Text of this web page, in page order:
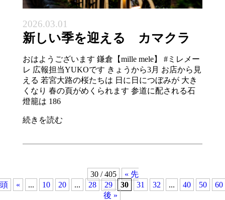
2026.03.01
新しい季を迎える カマクラ
おはようございます 鎌倉【mille mele】 #ミレメー
レ 広報担当YUKOです きょうから3月 お店から見
える 若宮大路の桜たちは 日に日につぼみが 大き
くなり 春の頁がめくられます 参道に配される石
燈籠は 186
続きを読む
30 / 405
« 先
頭
« ... 10 20 ... 28 29 30 31 32 ... 40 50
60
後 »